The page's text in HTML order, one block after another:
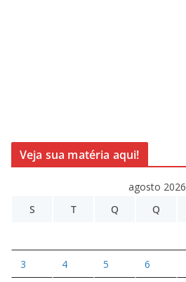
Veja sua matéria aqui!
agosto 2026
S
T Q Q
3 4 5 6